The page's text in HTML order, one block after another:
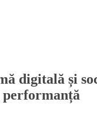
digitală și